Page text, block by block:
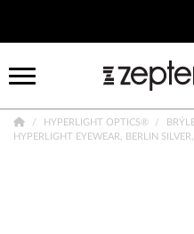
HYPERLIGHT OPTICS®
HYPERLIGHT EYEWEAR, BERLIN